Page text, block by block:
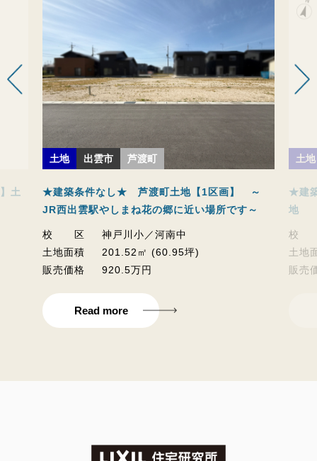
土
土地 出雲市 芦渡町
★建築条件なし★ 芦渡町土地【1区画】 ～
JR西出雲駅やしまね花の郷に近い場所です～
校 区
神戸川小／河南中
土地面積
201.52㎡ (60.95坪)
販売価格
920.5万円
Read more
土地
★建
地
校
土地
販売